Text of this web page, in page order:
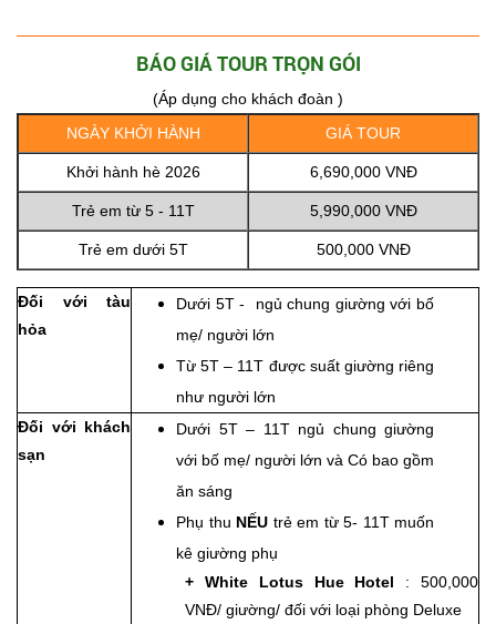
BÁO GIÁ TOUR TRỌN GÓI
(Áp dụng cho khách đoàn )
NGÀY KHỞI HÀNH
GIÁ TOUR
Khởi hành hè 2026 6,690,000 VNĐ
Trẻ em từ 5 - 11T 5,990,000 VNĐ
Trẻ em dưới 5T 500,000 VNĐ
Đối với tàu
hỏa
Dưới 5T - ngủ chung giường với bố
mẹ/ người lớn
Từ 5T – 11T được suất giường riêng
như người lớn
Đối với khách
sạn
Dưới 5T – 11T ngủ chung giường
với bố mẹ/ người lớn và Có bao gồm
ăn sáng
Phụ thu NẾU trẻ em từ 5- 11T muốn
kê giường phụ
+ White Lotus Hue Hotel : 500,000
VNĐ/ giường/ đối với loại phòng Deluxe